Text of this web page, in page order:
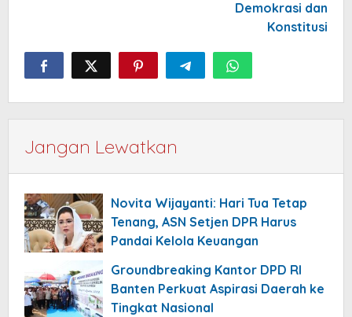
Demokrasi dan
Konstitusi
Jangan Lewatkan
Novita Wijayanti: Hari Tua Tetap
Tenang, ASN Setjen DPR Harus
Pandai Kelola Keuangan
Groundbreaking Kantor DPD RI
Banten Perkuat Aspirasi Daerah ke
Tingkat Nasional